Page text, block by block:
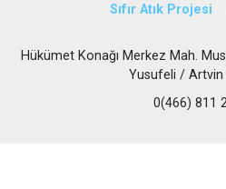
Sıfır Atık Projesi
Hükümet Konağı Merkez Mah.
Yusufeli / Artvin
0(466) 811